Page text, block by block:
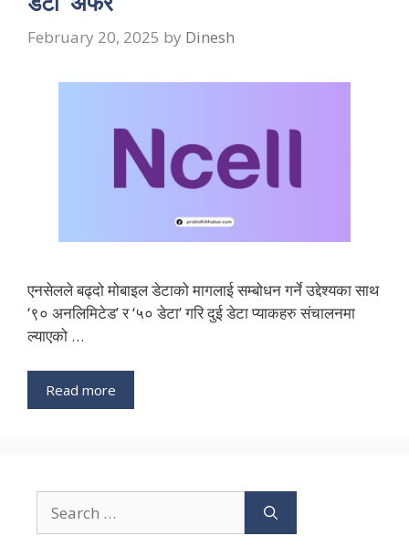
February 20, 2025 by Dinesh
एनसेलले बढ्दो मोबाइल डेटाको मागलाई सम्बोधन गर्ने उद्देश्यका साथ
‘९० अनलिमिटेड’ र ‘५० डेटा’ गरि दुई डेटा प्याकहरु संचालनमा
ल्याएको …
Read more
for: